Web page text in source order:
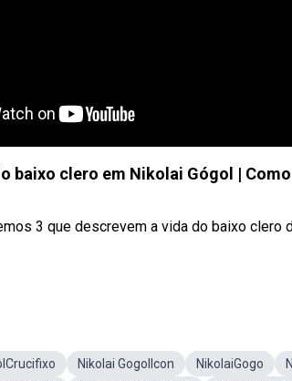
baixo clero em Nikolai Gógol |
3 que descrevem a vida do baixo clero
Nikolai GogolIcon NikolaiGogo